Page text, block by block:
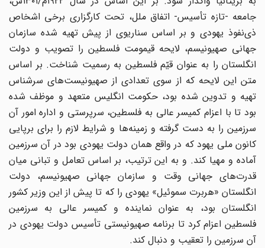
جامعه -تازه تأسیس- اتفاق ملل، تحت کارگزاری برخی اشخاص
ذی‌نفوذ یهودی و بر اساس سناریوی از پیش تهیه شده سازمان
جهانی صهیونیسم، لایحه قیمومت فلسطین را تصویب و دولت
انگلستان را به عنوان قیّم فلسطین به رسمیت شناخت. بر اساس
متن این لایحه که از سوی تعدادی از صهیونیست‌های سرشناس
تهیه و تدوین شده بود، حکومت انگلیس متعهد و موظف شده
بود تا با اعزام کمیسر عالی به فلسطین، سرپرستی و اداره امور آن
سرزمین را به دست گرفته و زمینه‌ها و شرایط لازم را برای برپایی
کانون ملی یهود که در واقع همان دولت یهودی بود در آن سرزمین
آماده و مهیا کند. و به این ترتیب، بر اساس تعامل و تبانی میان
قدرت‌های جهانی وقت و سازمان جهانی صهیونیسم، دولت
انگلستان «هربرت سموئیل» یهودی را که تا پیش از این وزیر کشور
انگلستان بود، به عنوان نماینده و کمیسر عالی به سرزمین
فلسطین اعزام کرد تا برنامه صهیونیستی تأسیس دولت یهودی در
آن سرزمین را تعقیب و دنبال کند.